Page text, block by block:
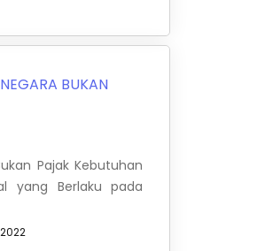
BUKAN
Pajak Kebutuhan
yang Berlaku pada